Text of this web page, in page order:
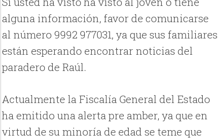
alguna información, favor de comunicarse
al número 9992 977031, ya que sus familiares
están esperando encontrar noticias del
paradero de Raúl.
Actualmente la Fiscalía General del Estado
ha emitido una alerta pre amber, ya que en
virtud de su minoría de edad se teme que